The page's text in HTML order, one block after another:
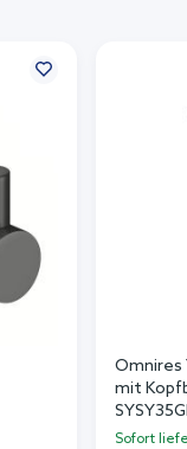
Omnires
mit
Sofort